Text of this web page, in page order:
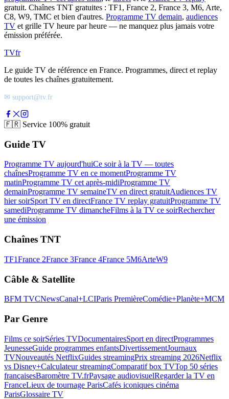
gratuit. Chaînes TNT gratuites : TF1, France 2, France 3, M6, Arte,
C8, W9, TMC et bien d'autres. Programme TV demain, audiences
TV et grille TV heure par heure — ne manquez plus jamais votre
émission préférée.
TVfr
Le guide TV de référence en France. Programmes, direct et replay
de toutes les chaînes gratuitement.
✉ support@tv.fr
🇫🇷 Service 100% gratuit
Guide TV
Programme TV aujourd'huiCe soir à la TV — toutes
chaînesProgramme TV en ce momentProgramme TV
matinProgramme TV cet après-midiProgramme TV
demainProgramme TV semaineTV en direct gratuitAudiences TV
hier soirSport TV en directFrance TV replay gratuitProgramme TV
samediProgramme TV dimancheFilms à la TV ce soirRechercher
une émission
Chaînes TNT
TF1France 2France 3France 4France 5M6ArteW9
Câble & Satellite
BFM TVCNewsCanal+LCIParis PremièreComédie+Planète+MCM
Par Genre
Films ce soirSéries TVDocumentairesSport en directProgrammes
JeunesseGuide programmes enfantsDivertissementJournaux
TVNouveautés NetflixGuides streamingPrix streaming 2026Netflix
vs Disney+Calculateur streamingComparatif box TVTop 50 séries
françaisesBaromètre TV.frPaysage audiovisuelRegarder la TV en
FranceLieux de tournage ParisCafés iconiques cinéma
ParisGlossaire TV